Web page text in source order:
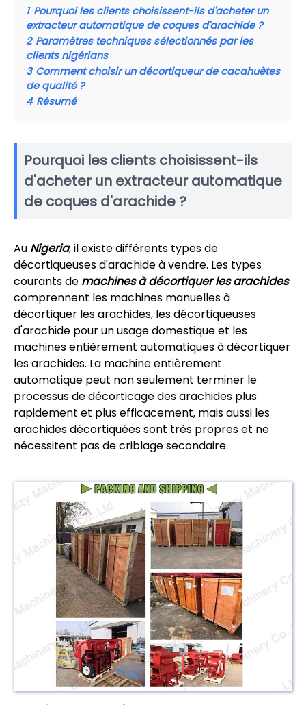
1 Pourquoi les clients choisissent-ils d'acheter un
extracteur automatique de coques d'arachide ?
2 Paramètres techniques sélectionnés par les
clients nigérians
3 Comment choisir un décortiqueur de cacahuètes
de qualité ?
4 Résumé
Pourquoi les clients choisissent-ils
d'acheter un extracteur automatique
de coques d'arachide ?
Au Nigeria, il existe différents types de
décortiqueuses d'arachide à vendre. Les types
courants de machines à décortiquer les arachides
comprennent les machines manuelles à
décortiquer les arachides, les décortiqueuses
d'arachide pour un usage domestique et les
machines entièrement automatiques à décortiquer
les arachides. La machine entièrement
automatique peut non seulement terminer le
processus de décorticage des arachides plus
rapidement et plus efficacement, mais aussi les
arachides décortiquées sont très propres et ne
nécessitent pas de criblage secondaire.